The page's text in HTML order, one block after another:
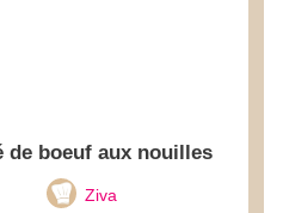
de boeuf aux nouilles
Ziva